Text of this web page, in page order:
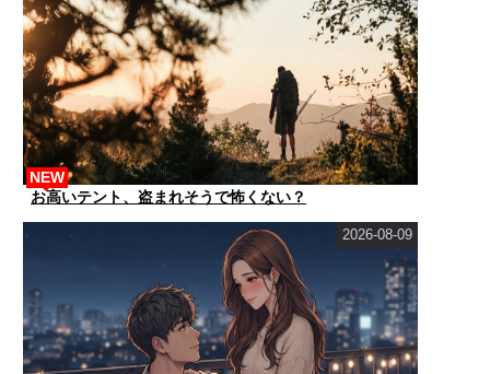
お高いテント、盗まれそうで怖くない？
NEW
2026-08-09